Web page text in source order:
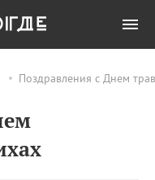
Поздравления с Днем
Все
День памяти
целителя Пантелеимона